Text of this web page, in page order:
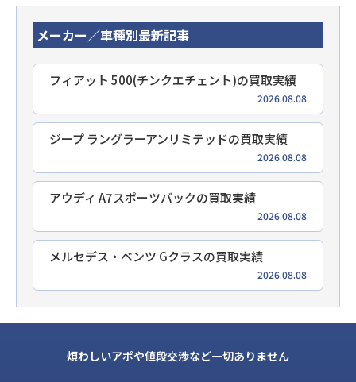
メーカー／車種別最新記事
フィアット 500(チンクエチェント)の買取実績
2026.08.08
ジープ ラングラーアンリミテッドの買取実績
2026.08.08
アウディ A7スポーツバックの買取実績
2026.08.08
メルセデス・ベンツ Gクラスの買取実績
2026.08.08
煩わしいアポや値段交渉など一切ありません